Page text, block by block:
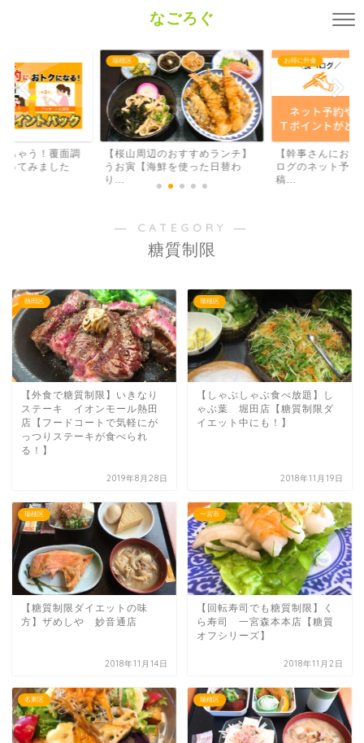
なごろぐ
ちゃう！覆面調
ってみました
瑞穂区
【桜山周辺のおすすめランチ】
うお寅【海鮮を使った日替わ
り...
お得に外食
【幹事さんにお
ログのネット予約
稿...
― CATEGORY ―
糖質制限
熱田区
【外食で糖質制限】いきなり
ステーキ イオンモール熱田
店【フードコートで気軽にが
っつりステーキが食べられ
る！】
2019年8月28日
瑞穂区
【しゃぶしゃぶ食べ放題】し
ゃぶ葉 堀田店【糖質制限ダ
イエット中にも！】
2018年11月19日
瑞穂区
【糖質制限ダイエットの味
方】ザめしや 妙音通店
2018年11月14日
一宮市
【回転寿司でも糖質制限】く
ら寿司 一宮森本本店【糖質
オフシリーズ】
2018年11月2日
名東区 瑞穂区